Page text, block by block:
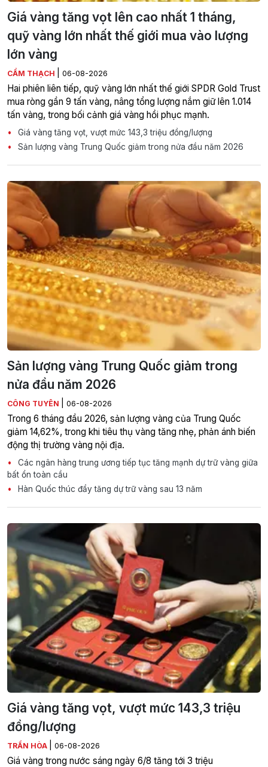
Giá vàng tăng vọt lên cao nhất 1 tháng,
quỹ vàng lớn nhất thế giới mua vào lượng
lớn vàng
CẨM THẠCH 06-08-2026
Hai phiên liên tiếp, quỹ vàng lớn nhất thế giới SPDR Gold Trust
mua ròng gần 9 tấn vàng, nâng tổng lượng nắm giữ lên 1.014
tấn vàng, trong bối cảnh giá vàng hồi phục mạnh.
Giá vàng tăng vọt, vượt mức 143,3 triệu đồng/lượng
Sản lượng vàng Trung Quốc giảm trong nửa đầu năm 2026
Sản lượng vàng Trung Quốc giảm trong
nửa đầu năm 2026
CÔNG TUYÊN 06-08-2026
Trong 6 tháng đầu 2026, sản lượng vàng của Trung Quốc
giảm 14,62%, trong khi tiêu thụ vàng tăng nhẹ, phản ánh biến
động thị trường vàng nội địa.
Các ngân hàng trung ương tiếp tục tăng mạnh dự trữ vàng giữa
bất ổn toàn cầu
Hàn Quốc thúc đẩy tăng dự trữ vàng sau 13 năm
Giá vàng tăng vọt, vượt mức 143,3 triệu
đồng/lượng
TRẦN HÒA 06-08-2026
Giá vàng trong nước sáng ngày 6/8 tăng tới 3 triệu